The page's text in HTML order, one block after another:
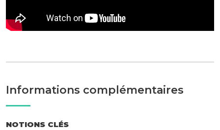
Informations complémentaires
NOTIONS CLÉS